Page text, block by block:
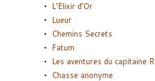
L’Elixir d’Or
Lueur
Chemins Secrets
Fatum
Les aventures du capitaine
Chasse anonyme